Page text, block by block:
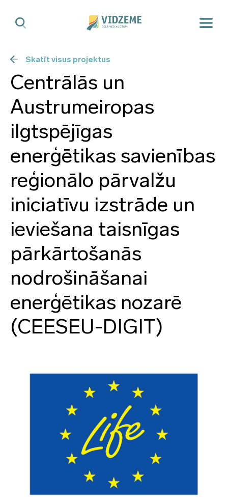
Skatīt visus projektus
Centrālās un
Austrumeiropas
ilgtspējīgas
enerģētikas savienības
reģionālo pārvalžu
iniciatīvu izstrāde un
ieviešana taisnīgas
pārkārtošanās
nodrošināšanai
enerģētikas nozarē
(CEESEU-DIGIT)